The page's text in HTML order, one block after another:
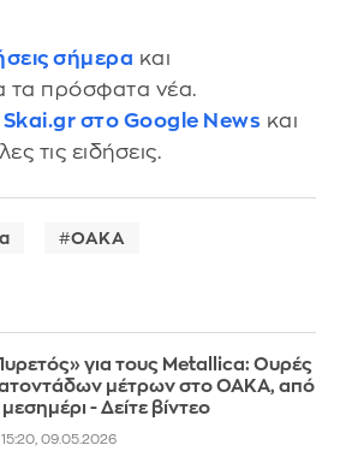
σήμερα και
τα πρόσφατα νέα.
Skai.gr στο Google News και
τις ειδήσεις.
ΟΑΚΑ
για τους Metallica: Ουρές
μέτρων στο ΟΑΚΑ, από
- Δείτε βίντεο
15:20, 09.05.2026